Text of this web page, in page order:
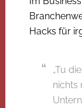
Hacks für
„Tu
nichts